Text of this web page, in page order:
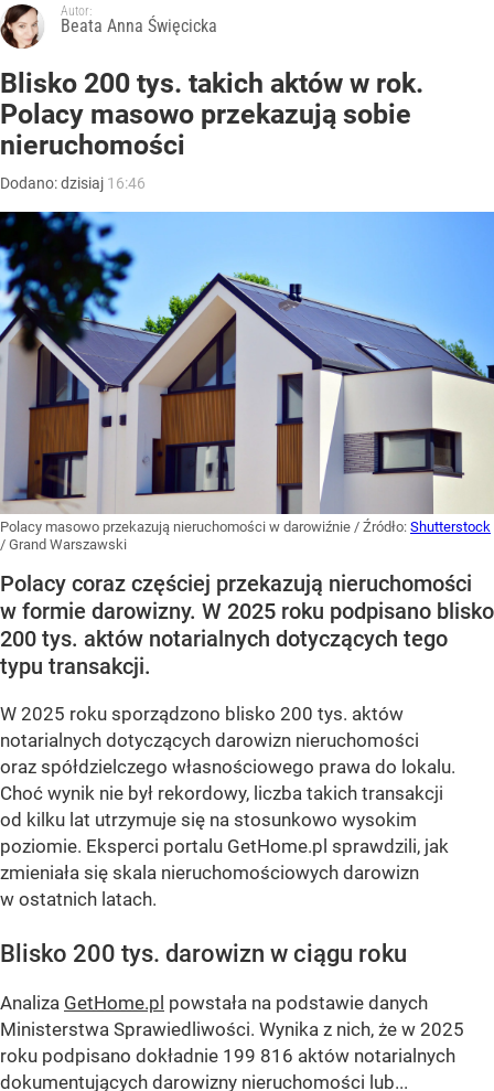
Autor:
Beata Anna Święcicka
Blisko 200 tys. takich aktów w rok.
Polacy masowo przekazują sobie
nieruchomości
Dodano:dzisiaj 16:46
Polacy masowo przekazują nieruchomości w darowiźnie / Źródło: Shutterstock
/ Grand Warszawski
Polacy coraz częściej przekazują nieruchomości
w formie darowizny. W 2025 roku podpisano blisko
200 tys. aktów notarialnych dotyczących tego
typu transakcji.
W 2025 roku sporządzono blisko 200 tys. aktów
notarialnych dotyczących darowizn nieruchomości
oraz spółdzielczego własnościowego prawa do lokalu.
Choć wynik nie był rekordowy, liczba takich transakcji
od kilku lat utrzymuje się na stosunkowo wysokim
poziomie. Eksperci portalu GetHome.pl sprawdzili, jak
zmieniała się skala nieruchomościowych darowizn
w ostatnich latach.
Blisko 200 tys. darowizn w ciągu roku
Analiza GetHome.pl powstała na podstawie danych
Ministerstwa Sprawiedliwości. Wynika z nich, że w 2025
roku podpisano dokładnie 199 816 aktów notarialnych
dokumentujących darowizny nieruchomości lub...